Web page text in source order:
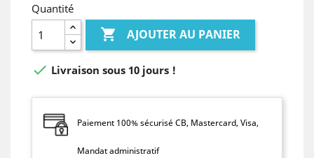
Quantité
 AJOUTER AU PANIER
 Livraison sous 10 jours !
Paiement 100% sécurisé CB, Mastercard, Visa,
Mandat administratif